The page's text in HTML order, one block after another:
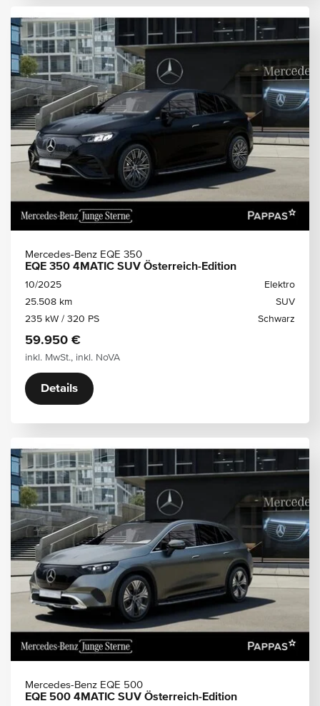
Mercedes-Benz EQE 350
EQE 350 4MATIC SUV Österreich-Edition
10/2025
Elektro
25.508 km
SUV
235 kW / 320 PS
Schwarz
59.950 €
inkl. MwSt., inkl. NoVA
Details
Mercedes-Benz EQE 500
EQE 500 4MATIC SUV Österreich-Edition